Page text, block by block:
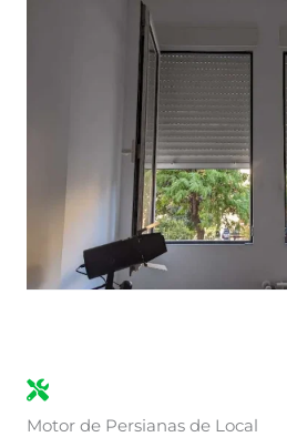
Motor de Persianas de Local